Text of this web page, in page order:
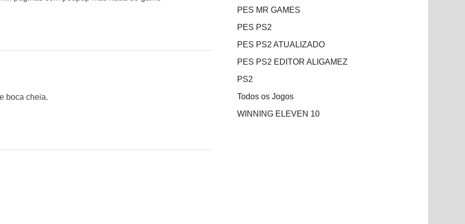
boca cheia.
PES MR GAMES
PES PS2
PES PS2 ATUALIZADO
PES PS2 EDITOR ALIGAMEZ
PS2
Todos os Jogos
WINNING ELEVEN 10